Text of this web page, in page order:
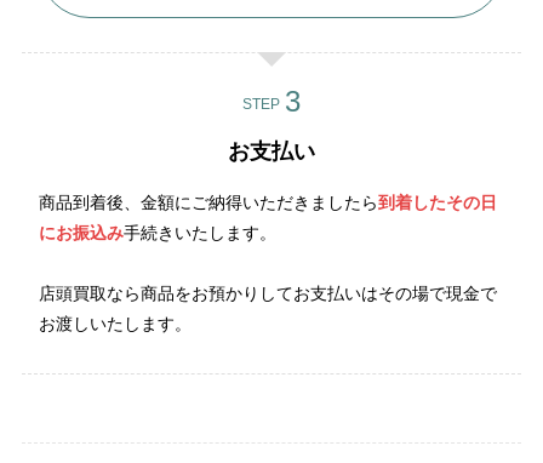
STEP
お支払い
商品到着後、金額にご納得いただきましたら到着したその日
にお振込み手続きいたします。
店頭買取なら商品をお預かりしてお支払いはその場で現金で
お渡しいたします。